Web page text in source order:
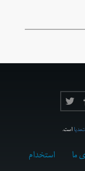
است.
ما
استخدام